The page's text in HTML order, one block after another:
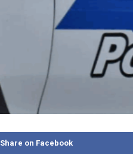
Share on Facebook